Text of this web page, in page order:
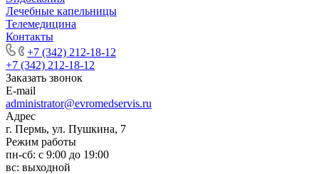
Лечебные капельницы
Телемедицина
Контакты
+7 (342) 212-18-12
+7 (342) 212-18-12
Заказать звонок
E-mail
administrator@evromedservis.ru
Адрес
г. Пермь, ул. Пушкина, 7
Режим работы
пн-сб: с 9:00 до 19:00
вс: выходной